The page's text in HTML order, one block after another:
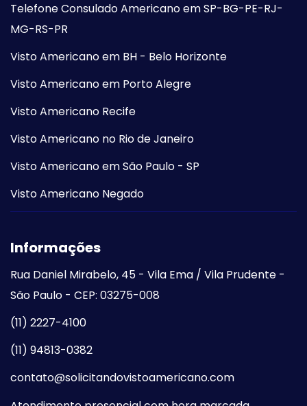
Telefone Consulado Americano em SP-BG-PE-RJ-
MG-RS-PR
Visto Americano em BH - Belo Horizonte
Visto Americano em Porto Alegre
Visto Americano Recife
Visto Americano no Rio de Janeiro
Visto Americano em São Paulo - SP
Visto Americano Negado
Informações
Rua Daniel Mirabelo, 45 - Vila Ema / Vila Prudente -
São Paulo - CEP: 03275-008
(11) 2227-4100
(11) 94813-0382
contato@solicitandovistoamericano.com